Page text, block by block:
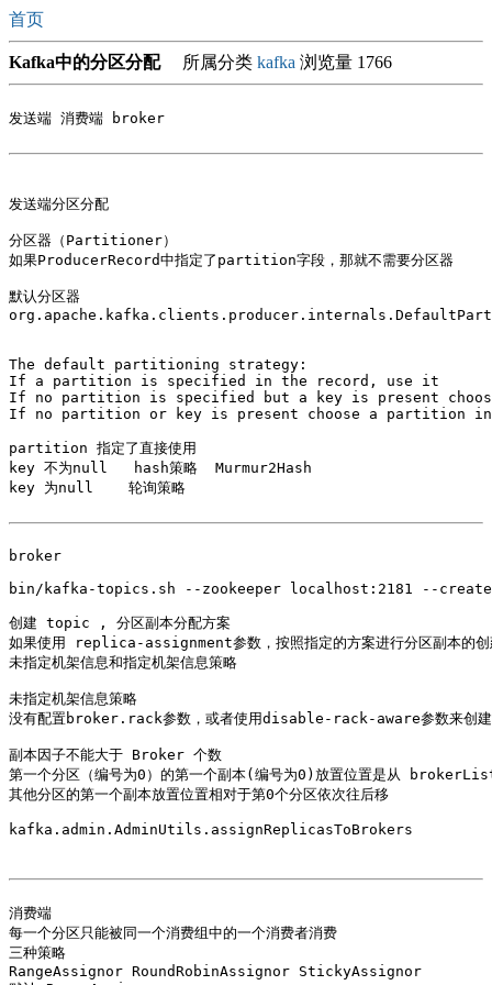
首页
Kafka中的分区分配所属分类 kafka 浏览量 1766
发送端 消费端 broker
发送端分区分配
分区器（Partitioner）
如果ProducerRecord中指定了partition字段，那就不需要分区器
默认分区器
The default partitioning strategy:
If a partition is specified in the record, use it
If no partition is specified but a key is present
If no partition or key is present choose a partition in
partition 指定了直接使用
key 不为null   hash策略  Murmur2Hash
key 为null    轮询策略
broker
bin/kafka-topics.sh --zookeeper localhost:2181 --
创建 topic , 分区副本分配方案
如果使用 replica-assignment参数，按照指定的方案进行分区副本的创
未指定机架信息和指定机架信息策略
未指定机架信息策略
没有配置broker.rack参数，或者使用disable-rack-aware参数来创
副本因子不能大于 Broker 个数
第一个分区（编号为0）的第一个副本(编号为0)放置位置是从
其他分区的第一个副本放置位置相对于第0个分区依次往后移
kafka.admin.AdminUtils.assignReplicasToBrokers
消费端
每一个分区只能被同一个消费组中的一个消费者消费
三种策略
RangeAssignor RoundRobinAssignor StickyAssignor